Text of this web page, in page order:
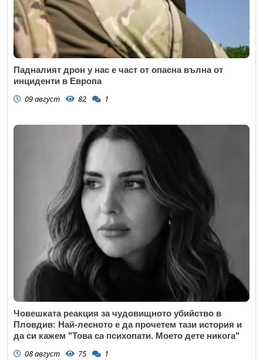
Падналият дрон у нас е част от опасна вълна от
инциденти в Европа
09 август 82 1
Човешката реакция за чудовищното убийство в
Пловдив: Най-лесното е да прочетем тази история и
да си кажем "Това са психопати. Моето дете никога"
08 август 75 1